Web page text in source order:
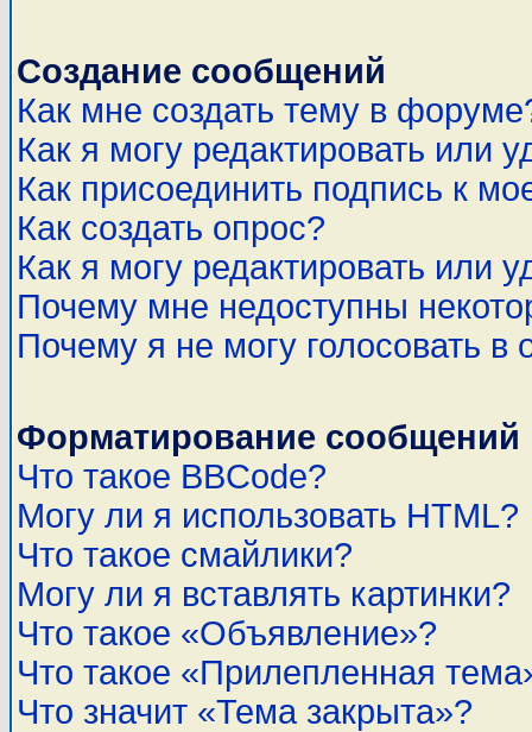
Создание сообщений
Как мне создать тему в
Как я могу редактировать или
Как присоединить подпись к
Как создать опрос?
Как я могу редактировать или
Почему мне недоступны
Почему я не могу голосовать в
Форматирование
Что такое BBCode?
Могу ли я использовать HTML?
Что такое смайлики?
Могу ли я вставлять картинки?
Что такое «Объявление»?
Что такое «Прилепленная
Что значит «Тема закрыта»?